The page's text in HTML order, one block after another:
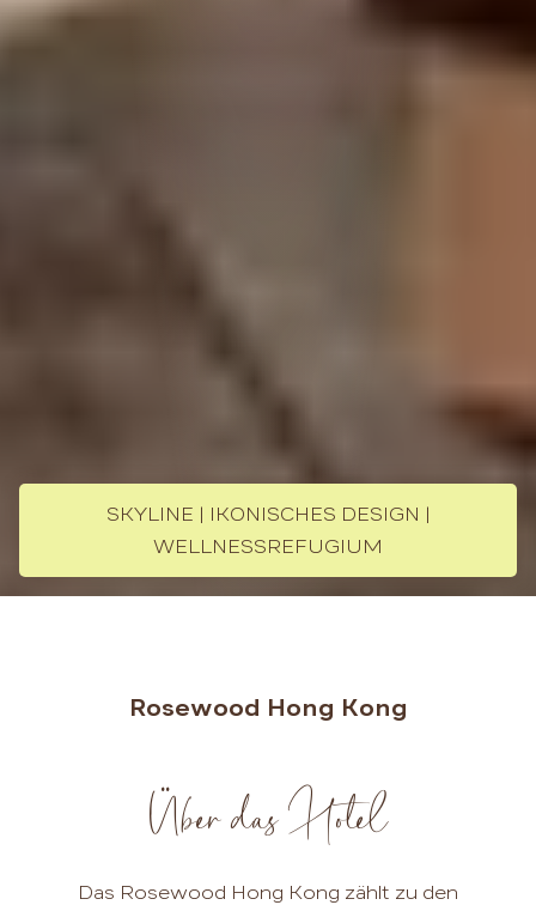
SKYLINE | IKONISCHES DESIGN |
WELLNESSREFUGIUM
Rosewood Hong Kong
Über das Hotel
Das Rosewood Hong Kong zählt zu den